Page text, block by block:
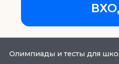
Олимпиады и тесты для